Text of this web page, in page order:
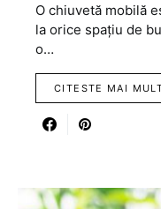
O chiuvetă mobilă
la orice spațiu de
o…
CITESTE MAI